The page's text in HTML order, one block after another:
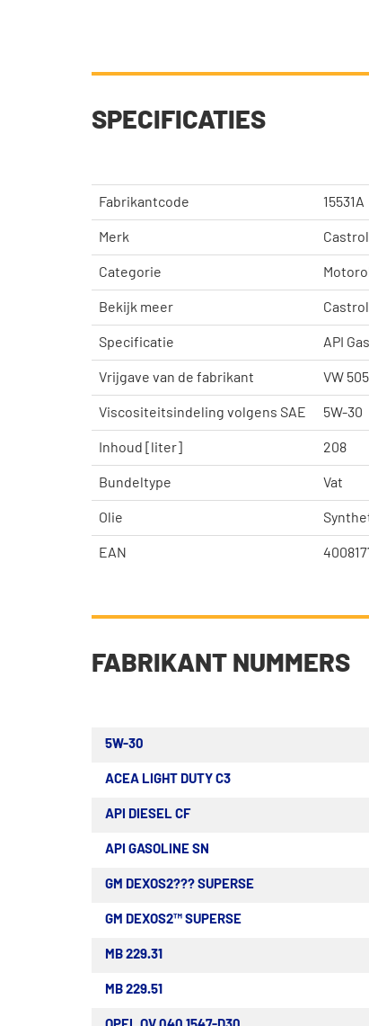
SPECIFICATIES
Fabrikantcode 15531A
Merk Castrol
Categorie
Bekijk meer
Specificatie API
Vrijgave van de fabrikant VW
Viscositeitsindeling volgens SAE 5W-30
Inhoud [liter] 208
Bundeltype Vat
Olie
EAN
FABRIKANT NUMMERS
5W-30
ACEA LIGHT DUTY C3
API DIESEL CF
API GASOLINE SN
GM DEXOS2??? SUPERSE
GM DEXOS2™ SUPERSE
MB 229.31
MB 229.51